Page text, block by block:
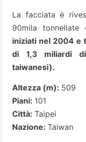
La facciata è
90mila tonnellate
iniziati nel 2004 e
di 1,3 miliardi
taiwanesi).
Altezza (m): 509
Piani: 101
Città: Taipei
Nazione: Taiwan